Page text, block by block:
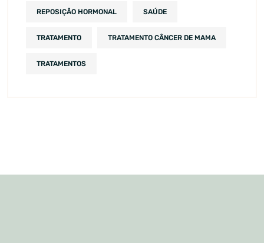
REPOSIÇÃO HORMONAL SAÚDE
TRATAMENTO TRATAMENTO CÂNCER DE MAMA
TRATAMENTOS